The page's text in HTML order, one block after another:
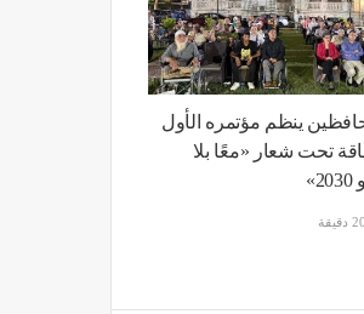
ينظم مؤتمره الأول
تحت شعار «معًا بلا